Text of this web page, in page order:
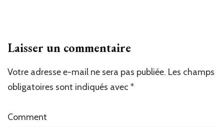
Laisser un commentaire
Votre adresse e-mail ne sera pas publiée. Les champs
obligatoires sont indiqués avec *
Comment